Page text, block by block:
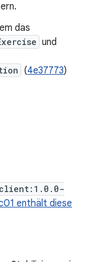
das
und
(4e37773)
enthält diese